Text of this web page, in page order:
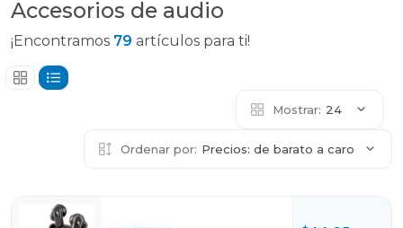
Accesorios de audio
¡Encontramos 79 artículos para ti!
Mostrar: 24
Ordenar por: Precios: de barato a caro